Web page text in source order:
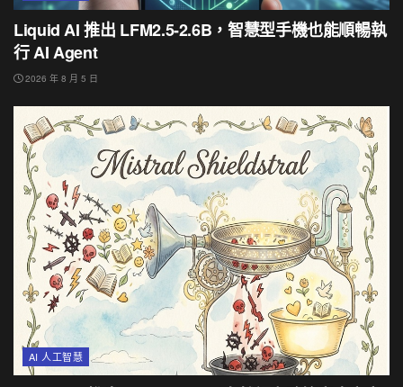
Liquid AI 推出 LFM2.5-2.6B，智慧型手機也能順暢執
行 AI Agent
2026 年 8 月 5 日
AI 人工智慧